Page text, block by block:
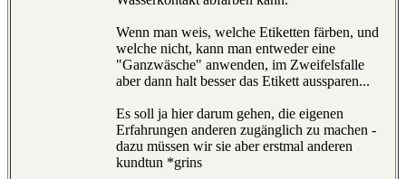
Wenn man weis, welche Etiketten färben, und
welche nicht, kann man entweder eine
"Ganzwäsche" anwenden, im Zweifelsfalle
aber dann halt besser das Etikett aussparen...
Es soll ja hier darum gehen, die eigenen
Erfahrungen anderen zugänglich zu machen -
dazu müssen wir sie aber erstmal anderen
kundtun *grins